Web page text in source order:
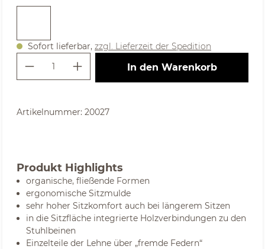
Sofort lieferbar, zzgl. Lieferzeit der Spedition
Produkt Anzahl: Gib den
In den Warenkorb
Artikelnummer: 20027
Produkt Highlights
organische, fließende Formen
ergonomische Sitzmulde
sehr hoher Sitzkomfort auch bei längerem Sitzen
in die Sitzfläche integrierte Holzverbindungen zu den
Stuhlbeinen
Einzelteile der Lehne über „fremde Federn“